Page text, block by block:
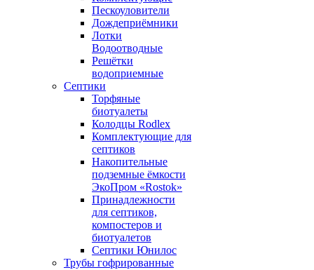
Пескоуловители
Дождеприёмники
Лотки
Водоотводные
Решётки
водоприемные
Септики
Торфяные
биотуалеты
Колодцы Rodlex
Комплектующие для
септиков
Накопительные
подземные ёмкости
ЭкоПром «Rostok»
Принадлежности
для септиков,
компостеров и
биотуалетов
Септики Юнилос
Трубы гофрированные